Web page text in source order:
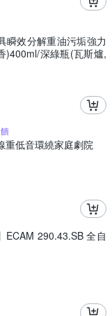
瞬效分解重油污垢強力
)400ml/深綠瓶(瓦斯爐,
電器清潔)
重低音環繞家庭劇院
ECAM 290.43.SB 全自